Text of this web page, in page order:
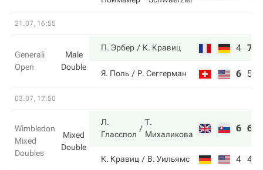
21.07, 16:55
Generali
Open
Male
Double
П. Эрбер К. Кравиц 4 7
Я. Поль Р. Сеггерман 6 5
03.07, 17:50
Wimbledon
Mixed
Doubles
Mixed
Double
Л.
Гласспол
Т.
Михаликова
6 6
К. Кравиц В. Уильямс 4 4